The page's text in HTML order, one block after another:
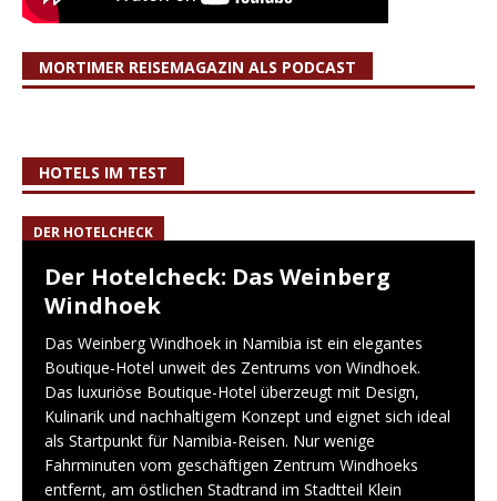
MORTIMER REISEMAGAZIN ALS PODCAST
HOTELS IM TEST
DER HOTELCHECK
Der Hotelcheck: Das Weinberg
Windhoek
Das Weinberg Windhoek in Namibia ist ein elegantes
Boutique-Hotel unweit des Zentrums von Windhoek.
Das luxuriöse Boutique-Hotel überzeugt mit Design,
Kulinarik und nachhaltigem Konzept und eignet sich ideal
als Startpunkt für Namibia-Reisen. Nur wenige
Fahrminuten vom geschäftigen Zentrum Windhoeks
entfernt, am östlichen Stadtrand im Stadtteil Klein